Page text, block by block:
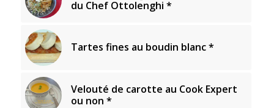
du Chef Ottolenghi *
Tartes fines au boudin blanc *
Velouté de carotte au Cook Expert
ou non *